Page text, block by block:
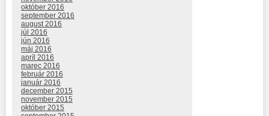
október 2016
september 2016
august 2016
júl 2016
jún 2016
máj 2016
apríl 2016
marec 2016
február 2016
január 2016
december 2015
november 2015
október 2015